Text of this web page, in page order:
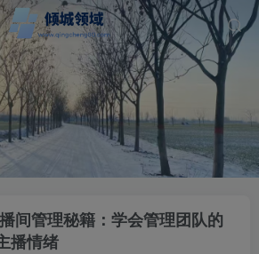
间管理秘籍：学会管理团队的
播情绪